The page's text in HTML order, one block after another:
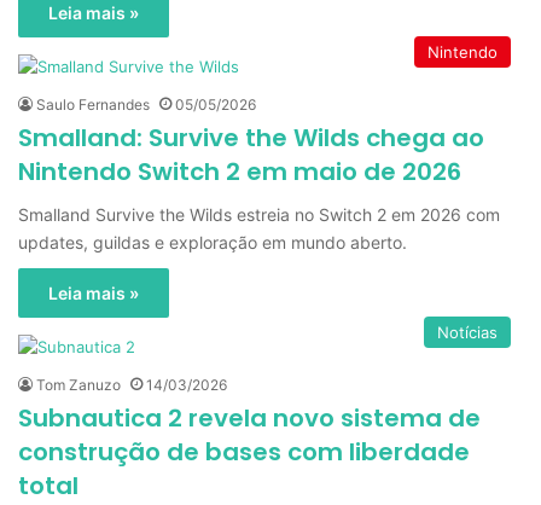
Leia mais »
Nintendo
Saulo Fernandes 05/05/2026
Smalland: Survive the Wilds chega ao
Nintendo Switch 2 em maio de 2026
Smalland Survive the Wilds estreia no Switch 2 em 2026 com
updates, guildas e exploração em mundo aberto.
Leia mais »
Notícias
Tom Zanuzo 14/03/2026
Subnautica 2 revela novo sistema de
construção de bases com liberdade
total